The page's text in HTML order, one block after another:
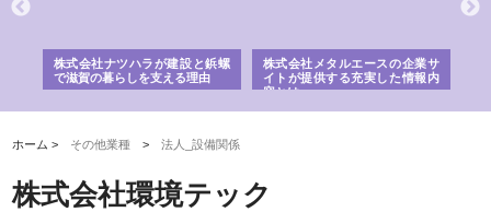
株式会社ナツハラが建設と鋲螺
で滋賀の暮らしを支える理由
株式会社メタルエースの企業サ
イトが提供する充実した情報内
容とは
ホーム > その他業種 >法人_設備関係
株式会社環境テック